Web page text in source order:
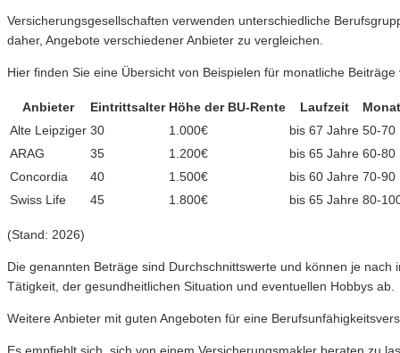
Versicherungsgesellschaften verwenden unterschiedliche
daher, Angebote verschiedener Anbieter zu vergleichen.
Hier finden Sie eine Übersicht von Beispielen für monatliche
Anbieter Eintrittsalter Höhe der BU-Rente Laufzeit
Alte Leipziger 30 1.000€ bis 67 Jahre 50-70
ARAG
35 1.200€ bis 65 Jahre 60-80
Concordia
40 1.500€ bis 60 Jahre 70-90
Swiss Life
45 1.800€ bis 65 Jahre 80-
(Stand: 2026)
Die genannten Beträge sind Durchschnittswerte und können je
Tätigkeit, der gesundheitlichen Situation und eventuellen Hobbys ab.
Weitere Anbieter mit guten Angeboten für eine
Es empfiehlt sich, sich von einem Versicherungsmakler beraten zu